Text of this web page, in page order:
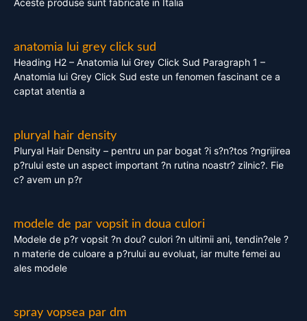
Aceste produse sunt fabricate in Italia
anatomia lui grey click sud
Heading H2 – Anatomia lui Grey Click Sud Paragraph 1 –
Anatomia lui Grey Click Sud este un fenomen fascinant ce a
captat atentia a
pluryal hair density
Pluryal Hair Density – pentru un par bogat ?i s?n?tos ?ngrijirea
p?rului este un aspect important ?n rutina noastr? zilnic?. Fie
c? avem un p?r
modele de par vopsit in doua culori
Modele de p?r vopsit ?n dou? culori ?n ultimii ani, tendin?ele ?
n materie de culoare a p?rului au evoluat, iar multe femei au
ales modele
spray vopsea par dm